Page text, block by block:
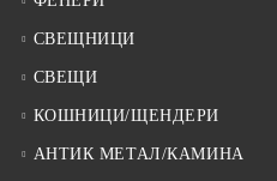
СВЕЩНИЦИ
СВЕЩИ
КОШНИЦИ/ЩЕНДЕРИ
АНТИК МЕТАЛ/КАМИНА